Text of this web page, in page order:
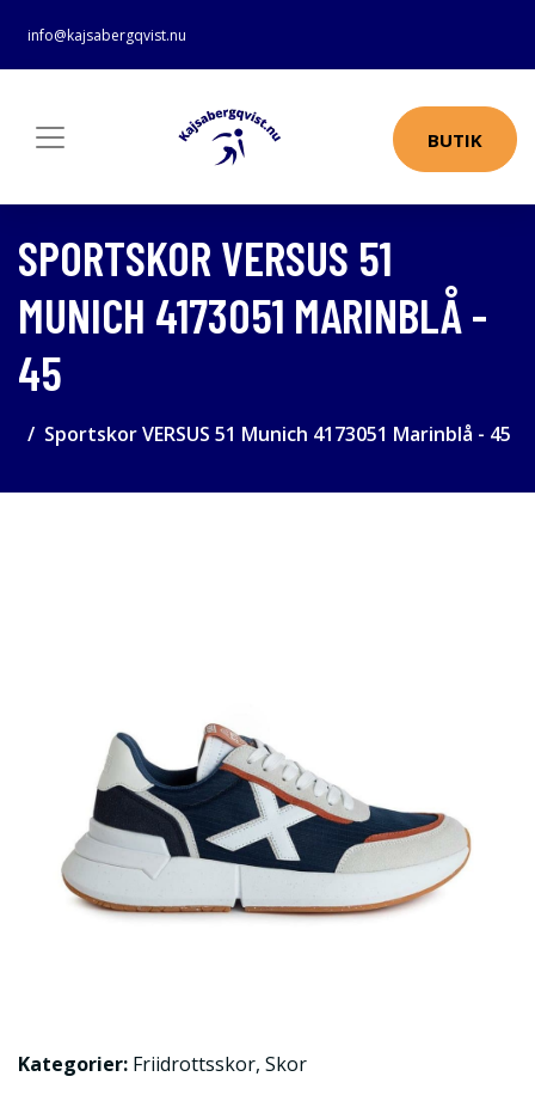
info@kajsabergqvist.nu
BUTIK
SPORTSKOR VERSUS 51
MUNICH 4173051 MARINBLÅ -
45
Sportskor VERSUS 51 Munich 4173051 Marinblå - 45
Kategorier: Friidrottsskor, Skor